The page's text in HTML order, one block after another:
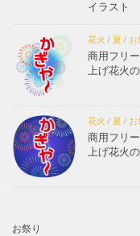
イラスト
花火 / 夏 / お
商用フリ
上げ花火
花火 / 夏 / お
商用フリ
上げ花火
お祭り